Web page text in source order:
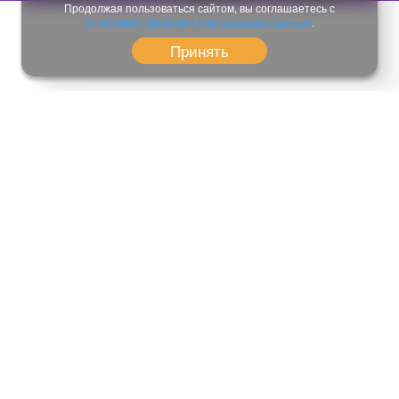
Продолжая пользоваться сайтом, вы соглашаетесь с
политикой обработки персональных данных.
Принять